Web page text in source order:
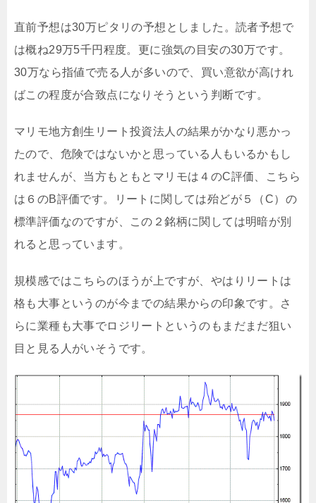
直前予想は30万ピタリの予想としました。読者予想で
は概ね29万5千円程度。更に強気の目安の30万です。
30万なら指値で売る人が多いので、買い意欲が高けれ
ばこの程度が合致点になりそうという判断です。
マリモ地方創生リート投資法人の結果がかなり悪かっ
たので、危険ではないかと思っている人もいるかもし
れませんが、当方もともとマリモは４のC評価、こちら
は６のB評価です。リートに関しては殆どが５（C）の
標準評価なのですが、この２銘柄に関しては明暗が別
れると思っています。
規模感ではこちらのほうが上ですが、やはりリートは
格も大事というのが今までの結果からの印象です。さ
らに業種も大事でロジリートというのもまだまだ狙い
目と見る人がいそうです。